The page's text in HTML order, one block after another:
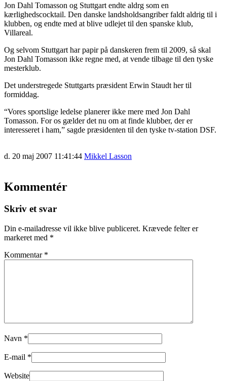
Jon Dahl Tomasson og Stuttgart endte aldrg som en
kærlighedscocktail. Den danske landsholdsangriber faldt aldrig til i
klubben, og endte med at blive udlejet til den spanske klub,
Villareal.
Og selvom Stuttgart har papir på danskeren frem til 2009, så skal
Jon Dahl Tomasson ikke regne med, at vende tilbage til den tyske
mesterklub.
Det understregede Stuttgarts præsident Erwin Staudt her til
formiddag.
“Vores sportslige ledelse planerer ikke mere med Jon Dahl
Tomasson. For os gælder det nu om at finde klubber, der er
interesseret i ham,” sagde præsidenten til den tyske tv-station DSF.
d. 20 maj 2007 11:41:44 Mikkel Lasson
Kommentér
Skriv et svar
Din e-mailadresse vil ikke blive publiceret. Krævede felter er
markeret med *
Kommentar *
Navn *
E-mail *
Website